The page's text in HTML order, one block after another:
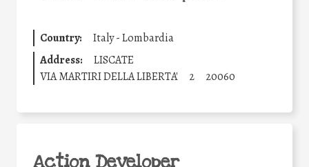
Country:
Italy - Lombardia
Address:
LISCATE
VIA MARTIRI DELLA LIBERTA'
2 20060